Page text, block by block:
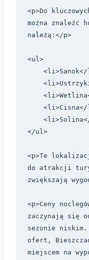
<p>Do
można znaleźć
należą:</p>
<ul>
</ul>
<p>Te
do atrakcji
zwiększają
<p>Ceny
zaczynają się
sezonie
ofert,
miejscem na